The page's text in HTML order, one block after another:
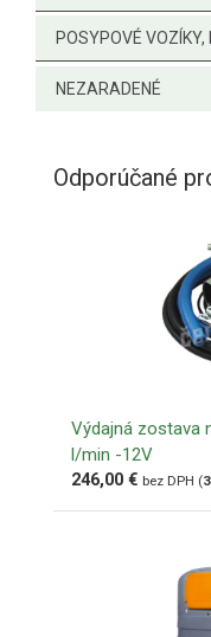
POSYPOVÉ
NEZARADENÉ
Odporúčané
Výdajná zostava
l/min -12V
246,00 € bez DPH (